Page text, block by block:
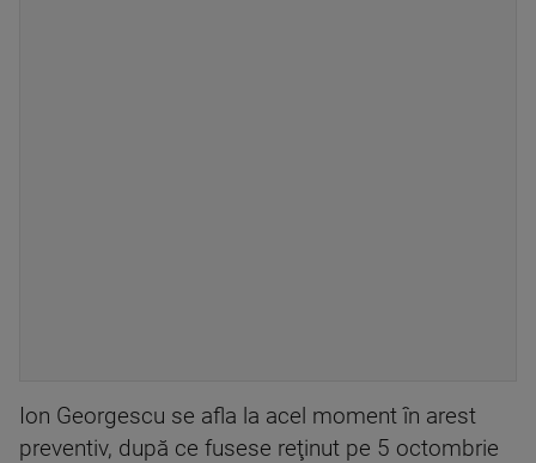
Ion Georgescu se afla la acel moment în arest
preventiv, după ce fusese reţinut pe 5 octombrie